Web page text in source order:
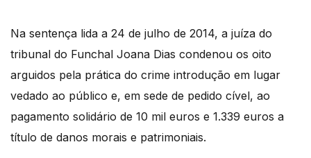
Na sentença lida a 24 de julho de 2014, a juíza do
tribunal do Funchal Joana Dias condenou os oito
arguidos pela prática do crime introdução em lugar
vedado ao público e, em sede de pedido cível, ao
pagamento solidário de 10 mil euros e 1.339 euros a
título de danos morais e patrimoniais.